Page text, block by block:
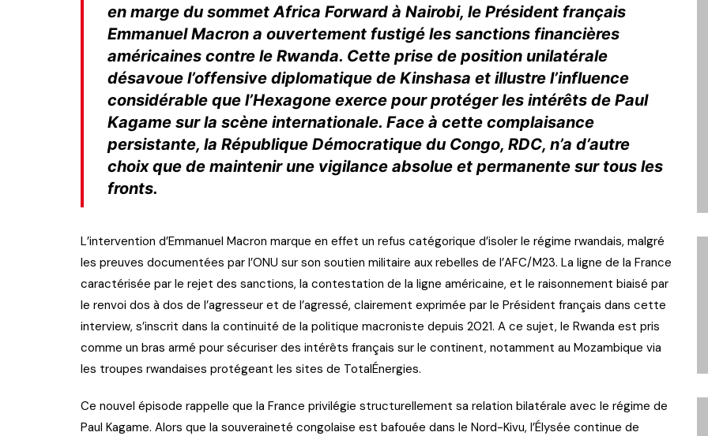
en marge du sommet Africa Forward à Nairobi, le Président français
Emmanuel Macron a ouvertement fustigé les sanctions financières
américaines contre le Rwanda. Cette prise de position unilatérale
désavoue l’offensive diplomatique de Kinshasa et illustre l’influence
considérable que l’Hexagone exerce pour protéger les intérêts de Paul
Kagame sur la scène internationale. Face à cette complaisance
persistante, la République Démocratique du Congo, RDC, n’a d’autre
choix que de maintenir une vigilance absolue et permanente sur tous les
fronts.
L’intervention d’Emmanuel Macron marque en effet un refus catégorique d’isoler le régime rwandais, malgré
les preuves documentées par l’ONU sur son soutien militaire aux rebelles de l’AFC/M23. La ligne de la France
caractérisée par le rejet des sanctions, la contestation de la ligne américaine, et le raisonnement biaisé par
le renvoi dos à dos de l’agresseur et de l’agressé, clairement exprimée par le Président français dans cette
interview, s’inscrit dans la continuité de la politique macroniste depuis 2021. A ce sujet, le Rwanda est pris
comme un bras armé pour sécuriser des intérêts français sur le continent, notamment au Mozambique via
les troupes rwandaises protégeant les sites de TotalÉnergies.
Ce nouvel épisode rappelle que la France privilégie structurellement sa relation bilatérale avec le régime de
Paul Kagame. Alors que la souveraineté congolaise est bafouée dans le Nord-Kivu, l’Élysée continue de